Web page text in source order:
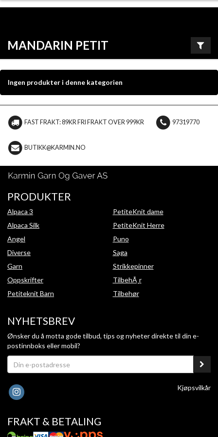
MANDARIN PETIT
Ingen produkter i denne kategorien
FAST FRAKT: 89KR FRI FRAKT OVER 999KR 97319770
BUTIKK@KARMIN.NO
PRODUKTER
Alpaca 3
Alpaca Silk
Angel
Diverse
Garn
Oppskrifter
Petiteknit Barn
PetiteKnit dame
PetiteKnit Herre
Puno
Saga
Strikkepinner
TilbehÃ¸r
Tilbehør
NYHETSBREV
Ønsker du å motta gode tilbud, tips og nyheter direkte til din e-
postinnboks eller mobil?
Kjøpsvilkår
FRAKT & BETALING